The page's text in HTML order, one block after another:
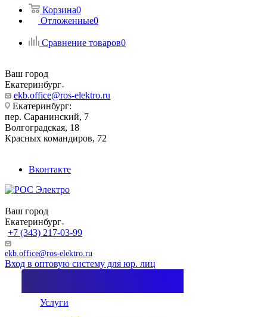
Корзина0
Отложенные0
Сравнение товаров0
Ваш город
Екатеринбург
ekb.office@ros-elektro.ru
Екатеринбург:
пер. Саранинский, 7
Волгоградская, 18
Красных командиров, 72
Вконтакте
Ваш город
Екатеринбург
+7 (343) 217-03-99
ekb.office@ros-elektro.ru
Вход в оптовую систему для юр. лиц
Услуги